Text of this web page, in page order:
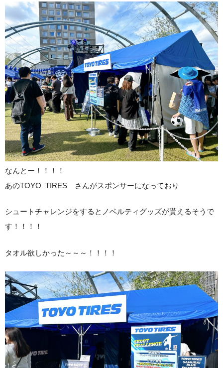
なんとー！！！！
あのTOYO TIRES さんがスポンサーになっており
シュートチャレンジをするとノベルティグッズが貰えるそうで
す！！！！
タオル欲しかった～～～！！！！